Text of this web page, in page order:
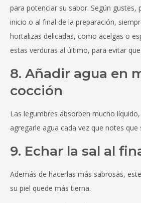
para potenciar su sabor. Según gustes,
inicio o al final de la preparación,
hortalizas delicadas, como acelgas o
estas verduras al último, para evitar
8. Añadir agua en
cocción
Las legumbres absorben mucho
agregarle agua cada vez que notes que
9. Echar la sal al
Además de hacerlas más sabrosas,
su piel quede más tierna.